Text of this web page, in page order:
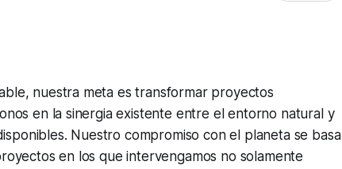
nuestra meta es transformar proyectos
en la sinergia existente entre el entorno natural y
Nuestro compromiso con el planeta se basa
en los que intervengamos no solamente